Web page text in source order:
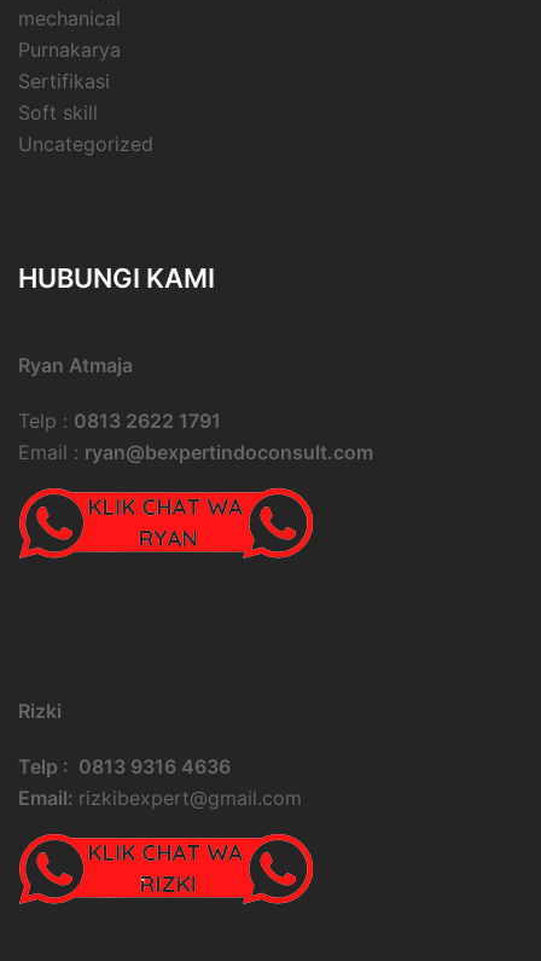
mechanical
Purnakarya
Sertifikasi
Soft skill
Uncategorized
HUBUNGI KAMI
Ryan Atmaja
Telp : 0813 2622 1791
Email : ryan@bexpertindoconsult.com
Rizki
Telp : 0813 9316 4636
Email: rizkibexpert@gmail.com